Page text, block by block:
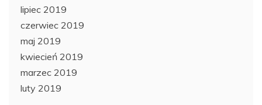
lipiec 2019
czerwiec 2019
maj 2019
kwiecień 2019
marzec 2019
luty 2019